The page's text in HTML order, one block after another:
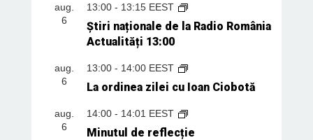
aug.
6
13:00- 13:15 EEST
Știri naționale de la Radio România
Actualități 13:00
aug.
6
13:00- 14:00 EEST
La ordinea zilei cu Ioan Ciobotă
aug.
6
14:00- 14:01 EEST
Minutul de reflecție